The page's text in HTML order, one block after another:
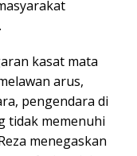
kasat mata
arus,
pengendara di
tidak memenuhi
menegaskan